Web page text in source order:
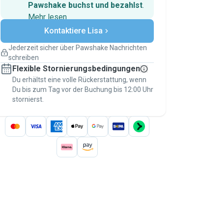
Pawshake buchst und bezahlst.
Mehr lesenSichere Zahlungen
Unterstützung, falls sich Deine
Versicherte Buchungen
Erledige alles über Pawshake – von der
ersten Nachricht bis zur Bezahlung –, um
über die Pawshake-Garantieabgesichert zu
sein
Kontaktiere Lisa
Jederzeit sicher über Pawshake Nachrichten
schreiben
Flexible Stornierungsbedingungen
Du erhältst eine volle Rückerstattung, wenn
Du bis zum Tag vor der Buchung bis 12:00 Uhr
stornierst.